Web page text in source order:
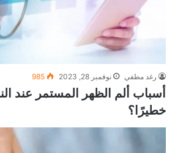
رغد مطفي نوفمبر 28, 2023 985
أسباب ألم الظهر المستمر عند
خطيرًا؟